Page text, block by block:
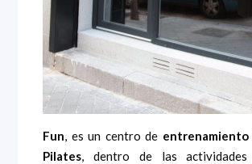
Fun , es un centro de
Pilates , dentro de las